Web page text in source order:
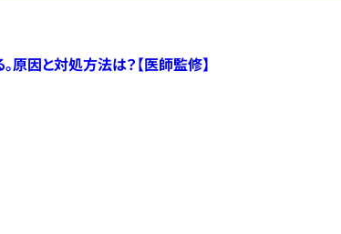
原因と対処方法は？【医師監修】